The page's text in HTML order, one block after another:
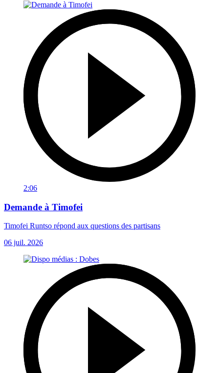
2:06
Demande à Timofei
Timofei Runtso répond aux questions des partisans
06 juil. 2026